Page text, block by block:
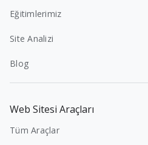
Eğitimlerimiz
Site Analizi
Blog
Web Sitesi Araçları
Tüm Araçlar